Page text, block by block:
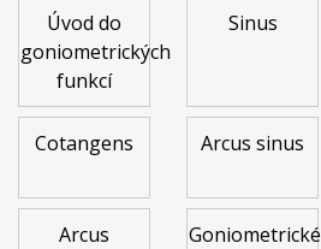
Úvod do
goniometrických
funkcí
Sinus
Cotangens Arcus sinus
Arcus
Goniometrické